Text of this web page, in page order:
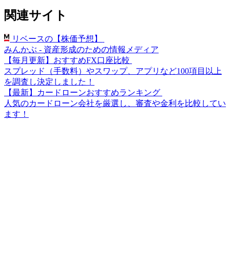
関連サイト
リベースの【株価予想】
みんかぶ - 資産形成のための情報メディア
【毎月更新】おすすめFX口座比較
スプレッド（手数料）やスワップ、アプリなど100項目以上
を調査し決定しました！
【最新】カードローンおすすめランキング
人気のカードローン会社を厳選し、審査や金利を比較してい
ます！